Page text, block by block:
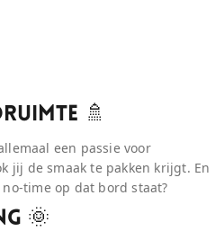
🚿
een passie voor
jij de smaak te pakken krijgt. En
time op dat bord staat?
🌞